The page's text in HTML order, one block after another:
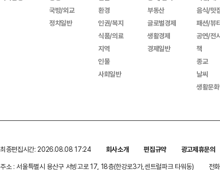
국방/외교
정치일반
환경
인권/복지
식품/의료
지역
인물
사회일반
부동산
글로벌경제
생활경제
경제일반
음식/맛
패션/뷰
공연/전
책
종교
날씨
생활문
최종편집시간: 2026.08.08 17:24 회사소개 편집규약
광고제휴문의
주소 : 서울특별시 용산구 서빙고로 17, 18층(한강로3가,센트럴파크 타워동)
전